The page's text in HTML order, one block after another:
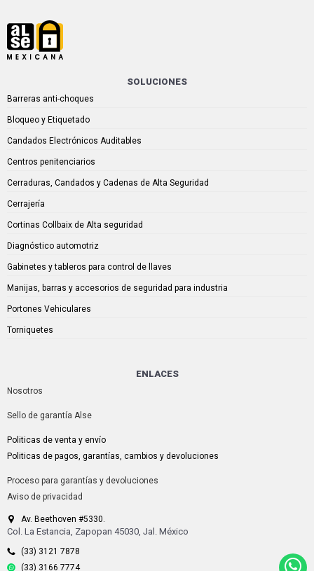
SOLUCIONES
Barreras anti-choques
Bloqueo y Etiquetado
Candados Electrónicos Auditables
Centros penitenciarios
Cerraduras, Candados y Cadenas de Alta Seguridad
Cerrajería
Cortinas Collbaix de Alta seguridad
Diagnóstico automotriz
Gabinetes y tableros para control de llaves
Manijas, barras y accesorios de seguridad para industria
Portones Vehiculares
Torniquetes
ENLACES
Nosotros
Sello de garantía Alse
Politicas de venta y envío
Politicas de pagos, garantías, cambios y devoluciones
Proceso para garantías y devoluciones
Aviso de privacidad
Av. Beethoven #5330.
Col. La Estancia, Zapopan 45030, Jal. México
(33) 3121 7878
(33) 3166 7774